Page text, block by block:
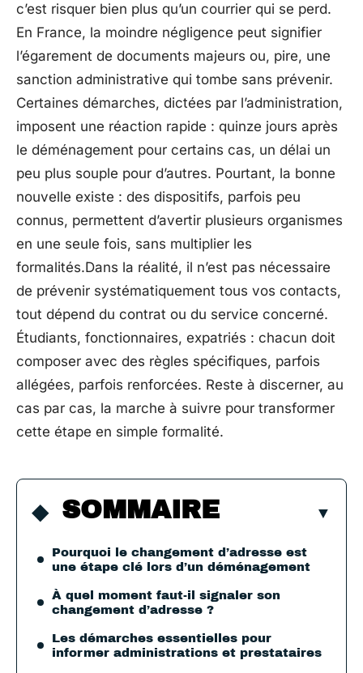
c’est risquer bien plus qu’un courrier qui se perd.
En France, la moindre négligence peut signifier
l’égarement de documents majeurs ou, pire, une
sanction administrative qui tombe sans prévenir.
Certaines démarches, dictées par l’administration,
imposent une réaction rapide : quinze jours après
le déménagement pour certains cas, un délai un
peu plus souple pour d’autres. Pourtant, la bonne
nouvelle existe : des dispositifs, parfois peu
connus, permettent d’avertir plusieurs organismes
en une seule fois, sans multiplier les
formalités.Dans la réalité, il n’est pas nécessaire
de prévenir systématiquement tous vos contacts,
tout dépend du contrat ou du service concerné.
Étudiants, fonctionnaires, expatriés : chacun doit
composer avec des règles spécifiques, parfois
allégées, parfois renforcées. Reste à discerner, au
cas par cas, la marche à suivre pour transformer
cette étape en simple formalité.
SOMMAIRE
Pourquoi le changement d’adresse est
une étape clé lors d’un déménagement
À quel moment faut-il signaler son
changement d’adresse ?
Les démarches essentielles pour
informer administrations et prestataires